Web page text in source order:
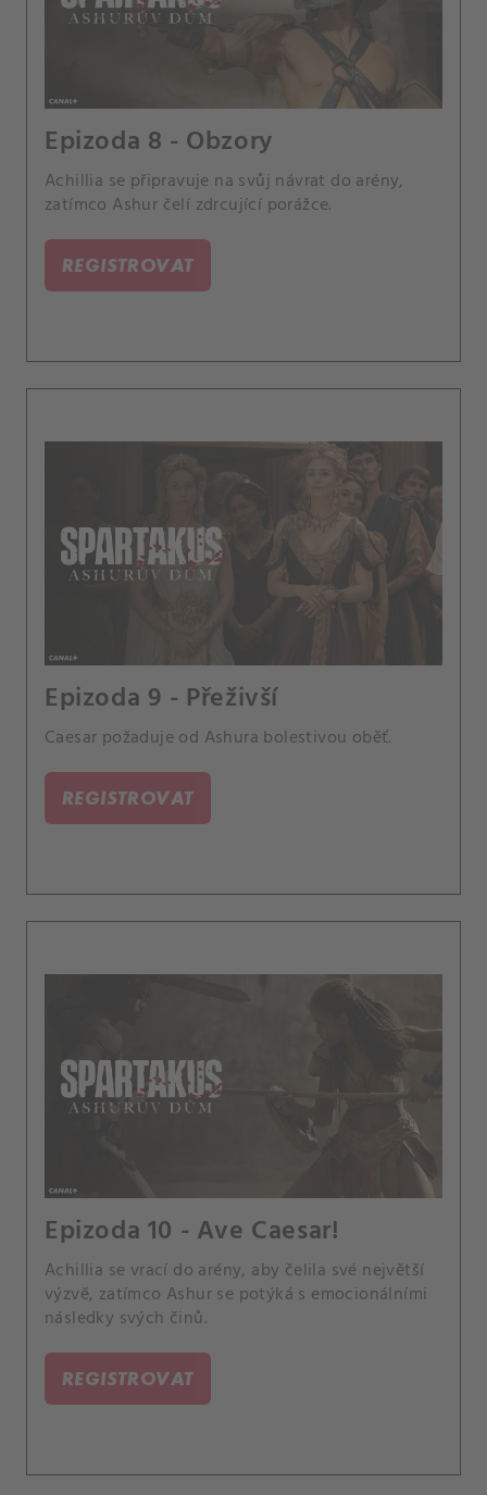
Epizoda 8 - Obzory
Achillia se připravuje na svůj návrat do arény,
zatímco Ashur čelí zdrcující porážce.
REGISTROVAT
Epizoda 9 - Přeživší
Caesar požaduje od Ashura bolestivou oběť.
REGISTROVAT
Epizoda 10 - Ave Caesar!
Achillia se vrací do arény, aby čelila své největší
výzvě, zatímco Ashur se potýká s emocionálními
následky svých činů.
REGISTROVAT